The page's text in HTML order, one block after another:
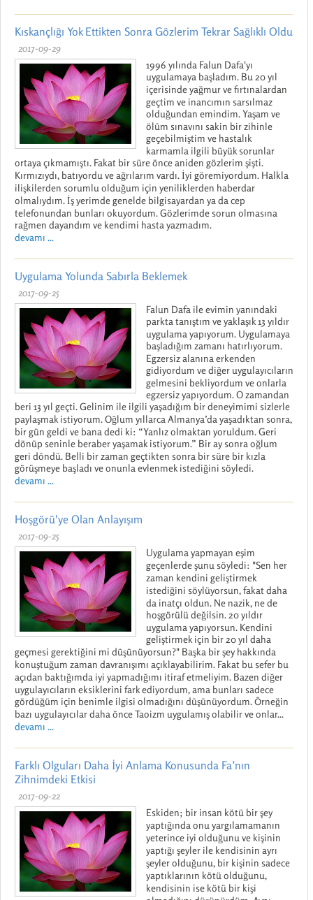
Kıskançlığı Yok Ettikten Sonra Gözlerim Tekrar Sağlıklı Oldu
2017-09-29
1996 yılında Falun Dafa'yı
uygulamaya başladım. Bu 20 yıl
içerisinde yağmur ve fırtınalardan
geçtim ve inancımın sarsılmaz
olduğundan emindim. Yaşam ve
ölüm sınavını sakin bir zihinle
geçebilmiştim ve hastalık
karmamla ilgili büyük sorunlar
ortaya çıkmamıştı. Fakat bir süre önce aniden gözlerim şişti.
Kırmızıydı, batıyordu ve ağrılarım vardı. İyi göremiyordum. Halkla
ilişkilerden sorumlu olduğum için yeniliklerden haberdar
olmalıydım. İş yerimde genelde bilgisayardan ya da cep
telefonundan bunları okuyordum. Gözlerimde sorun olmasına
rağmen dayandım ve kendimi hasta yazmadım.
devamı ...
Uygulama Yolunda Sabırla Beklemek
2017-09-25
Falun Dafa ile evimin yanındaki
parkta tanıştım ve yaklaşık 13 yıldır
uygulama yapıyorum. Uygulamaya
başladığım zamanı hatırlıyorum.
Egzersiz alanına erkenden
gidiyordum ve diğer uygulayıcıların
gelmesini bekliyordum ve onlarla
egzersiz yapıyordum. O zamandan
beri 13 yıl geçti. Gelinim ile ilgili yaşadığım bir deneyimimi sizlerle
paylaşmak istiyorum. Oğlum yıllarca Almanya’da yaşadıktan sonra,
bir gün geldi ve bana dedi ki: “Yanlız olmaktan yoruldum. Geri
dönüp seninle beraber yaşamak istiyorum.” Bir ay sonra oğlum
geri döndü. Belli bir zaman geçtikten sonra bir süre bir kızla
görüşmeye başladı ve onunla evlenmek istediğini söyledi.
devamı ...
Hoşgörü'ye Olan Anlayışım
2017-09-25
Uygulama yapmayan eşim
geçenlerde şunu söyledi: "Sen her
zaman kendini geliştirmek
istediğini söylüyorsun, fakat daha
da inatçı oldun. Ne nazik, ne de
hoşgörülü değilsin. 20 yıldır
uygulama yapıyorsun. Kendini
geliştirmek için bir 20 yıl daha
geçmesi gerektiğini mi düşünüyorsun?" Başka bir şey hakkında
konuştuğum zaman davranışımı açıklayabilirim. Fakat bu sefer bu
açıdan baktığımda iyi yapmadığımı itiraf etmeliyim. Bazen diğer
uygulayıcıların eksiklerini fark ediyordum, ama bunları sadece
gördüğüm için benimle ilgisi olmadığını düşünüyordum. Örneğin
bazı uygulayıcılar daha önce Taoizm uygulamış olabilir ve onlar...
devamı ...
Farklı Olguları Daha İyi Anlama Konusunda Fa’nın
Zihnimdeki Etkisi
2017-09-22
Eskiden; bir insan kötü bir şey
yaptığında onu yargılamamanın
yeterince iyi olduğunu ve kişinin
yaptığı şeyler ile kendisinin ayrı
şeyler olduğunu, bir kişinin sadece
yaptıklarının kötü olduğunu,
kendisinin ise kötü bir kişi